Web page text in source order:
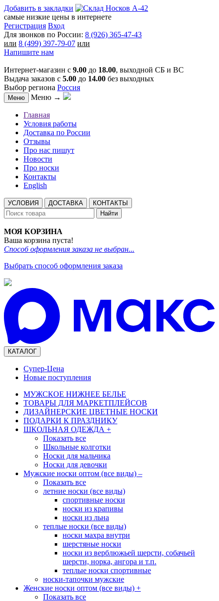
Добавить в закладки
самые низкие цены в интернете
Регистрация Вход
Для звонков по России: 8 (926) 365-47-43
или 8 (499) 397-79-07 или
Напишите нам
Интернет-магазин с 9.00 до 18.00, выходной СБ и ВС
Выдача заказов с 5.00 до 14.00 без выходных
Выбор региона Россия
Меню Меню →
Главная
Условия работы
Доставка по России
Отзывы
Про нас пишут
Новости
Про носки
Контакты
English
УСЛОВИЯ ДОСТАВКА
КОНТАКТЫ
Найти
МОЯ КОРЗИНА
Ваша корзина пуста!
Способ оформления заказа не выбран...
Выбрать способ оформления заказа
КАТАЛОГ
Супер-Цена
Новые поступления
МУЖСКОЕ НИЖНЕЕ БЕЛЬЕ
ТОВАРЫ ДЛЯ МАРКЕТПЛЕЙСОВ
ДИЗАЙНЕРСКИЕ ЦВЕТНЫЕ НОСКИ
ПОДАРКИ К ПРАЗДНИКУ
ШКОЛЬНАЯ ОДЕЖДА +
Показать все
Школьные колготки
Носки для мальчика
Носки для девочки
Мужские носки оптом (все виды) –
Показать все
летние носки (все виды)
спортивные носки
носки из крапивы
носки из льна
теплые носки (все виды)
носки махра внутри
шерстяные носки
носки из верблюжьей шерсти, собачьей
шерсти, норка, ангора и т.п.
теплые носки спортивные
носки-тапочки мужские
Женские носки оптом (все виды) +
Показать все